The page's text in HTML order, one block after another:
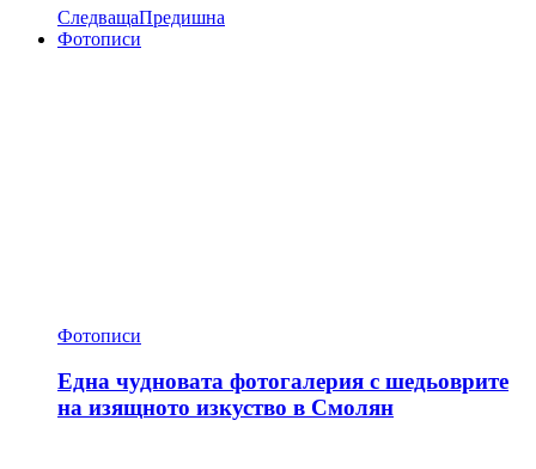
СледващаПредишна
Фотописи
Фотописи
Една чудновата фотогалерия с шедьоврите
на изящното изкуство в Смолян